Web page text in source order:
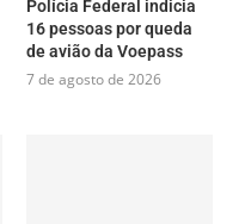
Polícia Federal indicia
16 pessoas por queda
de avião da Voepass
7 de agosto de 2026